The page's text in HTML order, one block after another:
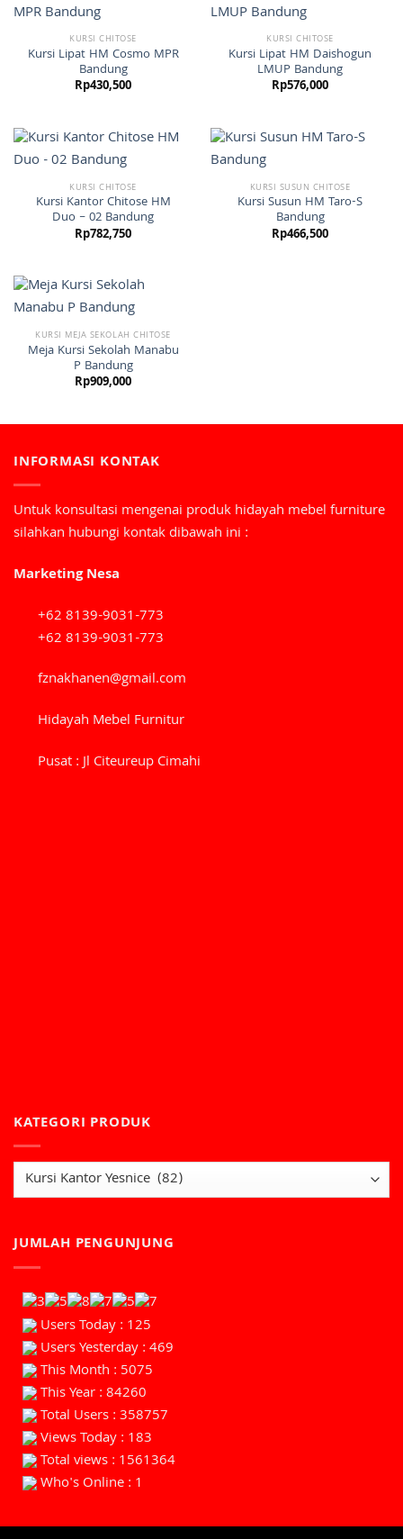
KURSI CHITOSE
Kursi Lipat HM Cosmo MPR
Bandung
Rp430,500
KURSI CHITOSE
Kursi Lipat HM Daishogun
LMUP Bandung
Rp576,000
KURSI CHITOSE
Kursi Kantor Chitose HM
Duo – 02 Bandung
Rp782,750
KURSI SUSUN CHITOSE
Kursi Susun HM Taro-S
Bandung
Rp466,500
KURSI MEJA SEKOLAH CHITOSE
Meja Kursi Sekolah Manabu
P Bandung
Rp909,000
INFORMASI KONTAK
Untuk konsultasi mengenai produk hidayah mebel furniture
silahkan hubungi kontak dibawah ini :
Marketing Nesa
+62 8139-9031-773
+62 8139-9031-773
fznakhanen@gmail.com
Hidayah Mebel Furnitur
Pusat : Jl Citeureup Cimahi
KATEGORI PRODUK
JUMLAH PENGUNJUNG
Users Today : 125
Users Yesterday : 469
This Month : 5075
This Year : 84260
Total Users : 358757
Views Today : 183
Total views : 1561364
Who's Online : 1